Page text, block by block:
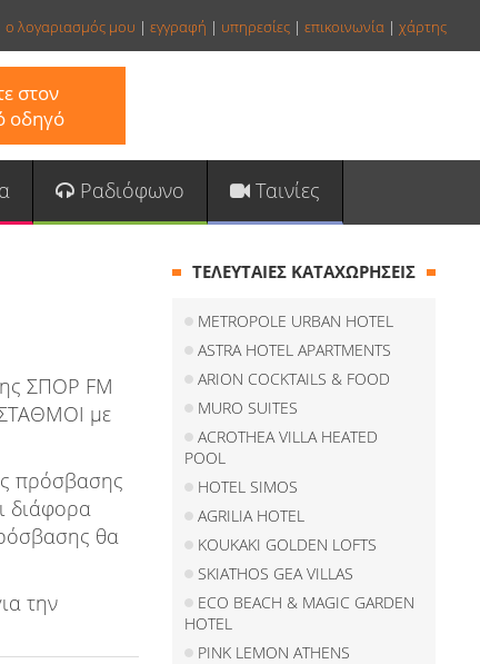
ο λογαριασμός μου | εγγραφή | υπηρεσίες | επικοινωνία | χάρτης
στον
οδηγό
Ραδιόφωνο Ταινίες
ΣΠΟΡ FM
με
πρόσβασης
διάφορα
θα
την
ΤΕΛΕΥΤΑΙΕΣ ΚΑΤΑΧΩΡΗΣΕΙΣ
METROPOLE URBAN HOTEL
ASTRA HOTEL APARTMENTS
ARION COCKTAILS & FOOD
MURO SUITES
ACROTHEA VILLA HEATED
POOL
HOTEL SIMOS
AGRILIA HOTEL
KOUKAKI GOLDEN LOFTS
SKIATHOS GEA VILLAS
ECO BEACH & MAGIC GARDEN
HOTEL
PINK LEMON ATHENS